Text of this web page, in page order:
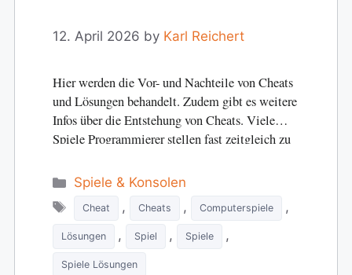
12. April 2026 by Karl Reichert
Hier werden die Vor- und Nachteile von Cheats
und Lösungen behandelt. Zudem gibt es weitere
Infos über die Entstehung von Cheats. Viele
Spiele Programmierer stellen fast zeitgleich zu
Categories
Spiele & Konsolen
Tags
Cheat , Cheats , Computerspiele ,
Lösungen , Spiel , Spiele ,
Spiele Lösungen